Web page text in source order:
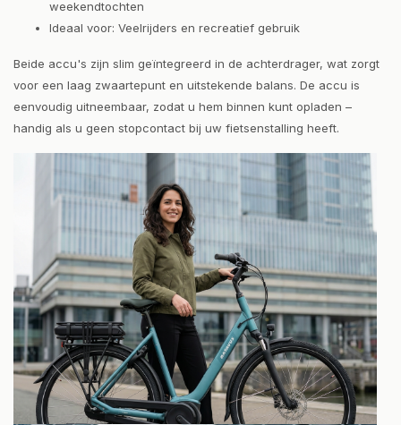
weekendtochten
Ideaal voor: Veelrijders en recreatief gebruik
Beide accu's zijn slim geïntegreerd in de achterdrager, wat zorgt
voor een laag zwaartepunt en uitstekende balans. De accu is
eenvoudig uitneembaar, zodat u hem binnen kunt opladen –
handig als u geen stopcontact bij uw fietsenstalling heeft.